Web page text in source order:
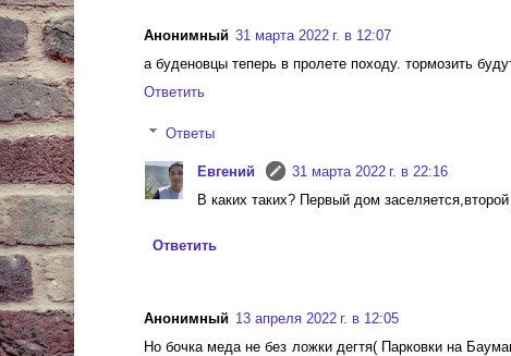
Анонимный 31 марта 2022 г. в 12:07
а буденовцы теперь в пролете походу. тормозить
Ответить
Ответы
Евгений
31 марта 2022 г. в 22:16
В каких таких? Первый дом
Ответить
Анонимный 13 апреля 2022 г. в 12:05
Но бочка меда не без ложки дегтя( Парковки на